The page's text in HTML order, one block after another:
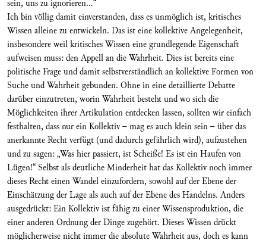
sein, uns zu ignorieren…“
Ich bin völlig damit einverstanden, dass es unmöglich ist, kritisches
Wissen alleine zu entwickeln. Das ist eine kollektive Angelegenheit,
insbesondere weil kritisches Wissen eine grundlegende Eigenschaft
aufweisen muss: den Appell an die Wahrheit. Dies ist bereits eine
politische Frage und damit selbstverständlich an kollektive Formen von
Suche und Wahrheit gebunden. Ohne in eine detaillierte Debatte
darüber einzutreten, worin Wahrheit besteht und wo sich die
Möglichkeiten ihrer Artikulation entdecken lassen, sollten wir einfach
festhalten, dass nur ein Kollektiv – mag es auch klein sein – über das
anerkannte Recht verfügt (und dadurch gefährlich wird), aufzustehen
und zu sagen: „Was hier passiert, ist Scheiße! Es ist ein Haufen von
Lügen!“ Selbst als deutliche Minderheit hat das Kollektiv noch immer
dieses Recht einen Wandel einzufordern, sowohl auf der Ebene der
Einschätzung der Lage als auch auf der Ebene des Handelns. Anders
ausgedrückt: Ein Kollektiv ist fähig zu einer Wissensproduktion, die
einer anderen Ordnung der Dinge zugehört. Dieses Wissen drückt
möglicherweise nicht immer die absolute Wahrheit aus, doch es kann